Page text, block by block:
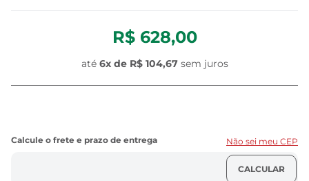
R$ 628,00
até 6x de R$ 104,67 sem juros
Não sei meu CEP